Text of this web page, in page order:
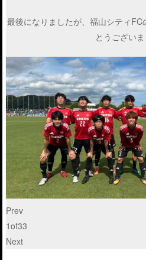
最後になりましたが、福山シティ
とうございま
Prev
1of33
Next